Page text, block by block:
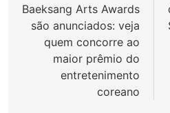
Post
Baeksang Arts Awards
são anunciados: veja
quem concorre ao
maior prêmio do
entretenimento
coreano